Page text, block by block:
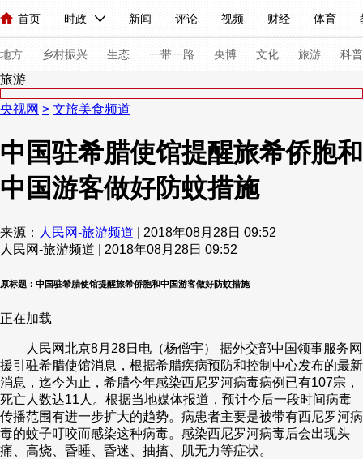
首页 时政 新闻 评论 视频 财经 体育
人民领袖习近平 联播+ 中国领导人 央视快评 习式妙语
直播 栏目大全 节目单 听音 微视频 主持人
海外频道 iPanda English Монгол
地方 乡村振兴 生态 一带一路 央博 文化 旅游 科普
总台春晚 网络春晚
新闻 国内 国际 评论 经济 军事
视频 小央视频 小央直播 直播中国
现场 前线 比划 快看 蓝海中国
体育
VIP会员 CCTV奥林匹克频道 生活体育大会 体育江湖
财经 教育 乡村振兴 生态环境 一带一路 央博
大国智造 大国展会 大国保险 云顶对话 云起
旅游
央视网 > 文旅美食频道
中国驻希腊使馆提醒旅希侨胞和
中国游客做好防蚊措施
来源： 人民网-旅游频道 | 2018年08月28日 09:52
人民网-旅游频道 | 2018年08月28日 09:52
原标题：中国驻希腊使馆提醒旅希侨胞和中国游客做好防蚊措施
正在加载
人民网北京8月28日电（杨僧宇） 据外交部中国领事服务网
援引驻希腊使馆消息，根据希腊疾病预防和控制中心发布的最新
消息，迄今为止，希腊今年感染西尼罗河病毒病例已有107宗，
死亡人数达11人。根据当地媒体报道，预计今后一段时间病毒
传播范围有进一步扩大的趋势。病患者主要是被带有西尼罗河病
毒的蚊子叮咬而感染这种病毒。感染西尼罗河病毒后会出现头
痛、高烧、昏睡、昏迷、抽搐、肌无力等症状。